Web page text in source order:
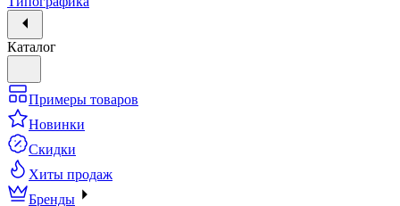
Каталог
Примеры товаров
Новинки
Скидки
Хиты продаж
Бренды